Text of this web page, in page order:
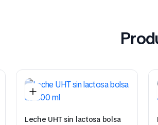
Leche UHT sin lactosa bolsa